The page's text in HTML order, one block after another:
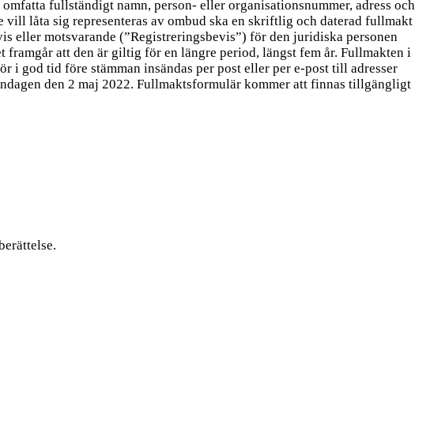
fullständigt namn, person- eller organisationsnummer, adress och
låta sig representeras av ombud ska en skriftlig och daterad fullmakt
eller motsvarande (”Registreringsbevis”) för den juridiska personen
att den är giltig för en längre period, längst fem år. Fullmakten i
i god tid före stämman insändas per post eller per e-post till adresser
den 2 maj 2022. Fullmaktsformulär kommer att finnas tillgängligt